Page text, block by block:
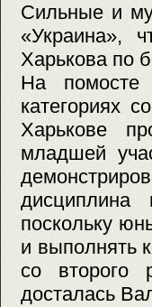
Сильные и
«Украина»,
Харькова по
На
категориях
Харькове
младшей
поскольку
и выполнять
со второго
досталась